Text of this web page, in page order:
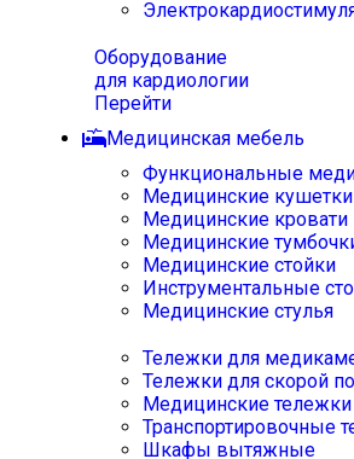
Оборудование
для кардиологии
Перейти
Медицинская мебель
Функциональные
Медицинские кушетки
Медицинские кровати
Медицинские
Медицинские стойки
Инструментальные
Медицинские стулья
Тележки для
Тележки для скорой
Медицинские тележки
Транспортировочные
Шкафы вытяжные